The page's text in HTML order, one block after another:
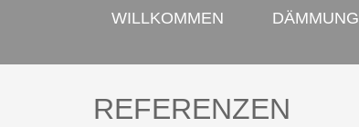
WILLKOMMEN
DÄMMUNG
REFERENZEN